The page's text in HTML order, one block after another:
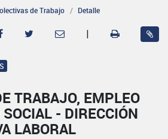
de Trabajo Detalle
|
TRABAJO, EMPLEO
- DIRECCIÓN
LABORAL